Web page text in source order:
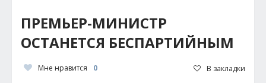
ПРЕМЬЕР-МИНИСТР
ОСТАНЕТСЯ БЕСПАРТИЙНЫМ
Мне нравится 0 В закладки